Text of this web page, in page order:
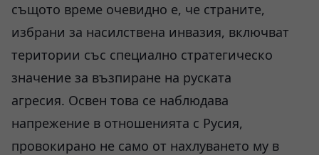
същото време очевидно е, че страните,
избрани за насилствена инвазия, включват
територии със специално стратегическо
значение за възпиране на руската
агресия. Освен това се наблюдава
напрежение в отношенията с Русия,
провокирано не само от нахлуването му в